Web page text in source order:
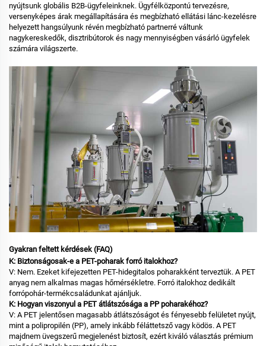
nyújtsunk globális B2B-ügyfeleinknek. Ügyfélközpontú tervezésre,
versenyképes árak megállapítására és megbízható ellátási lánc-kezelésre
helyezett hangsúlyunk révén megbízható partnerré váltunk
nagykereskedők, disztribútorok és nagy mennyiségben vásárló ügyfelek
számára világszerte.
Gyakran feltett kérdések (FAQ)
K: Biztonságosak-e a PET-poharak forró italokhoz?
V: Nem. Ezeket kifejezetten PET-hidegitalos poharakként terveztük. A PET
anyag nem alkalmas magas hőmérsékletre. Forró italokhoz dedikált
forrópohár-termékcsaládunkat ajánljuk.
K: Hogyan viszonyul a PET átlátszósága a PP poharakéhoz?
V: A PET jelentősen magasabb átlátszóságot és fényesebb felületet nyújt,
mint a polipropilén (PP), amely inkább féláttetsző vagy ködös. A PET
majdnem üvegszerű megjelenést biztosít, ezért kiváló választás prémium